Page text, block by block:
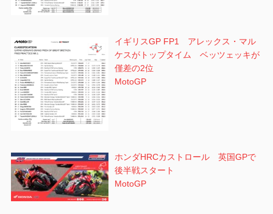
イギリスGP FP1 アレックス・マル
ケスがトップタイム ベッツェッキが
僅差の2位
MotoGP
ホンダHRCカストロール 英国GPで
後半戦スタート
MotoGP